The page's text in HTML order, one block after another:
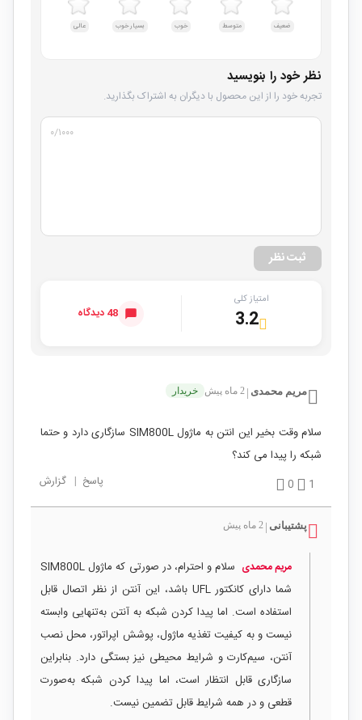
ضعیف متوسط خوب بسیار خوب عالی
نظر خود را بنویسید
تجربه خود را از این محصول با دیگران به اشتراک بگذارید.
۰/۱۰۰۰
ثبت نظر
امتیاز کلی
3.2 48 دیدگاه
مریم محمدی 2 ماه پیش خریدار
سلام وقت بخیر این انتن به ماژول SIM800L سازگاری دارد و حتما
شبکه را پیدا می کند؟
1
0 پاسخ | گزارش
پشتیبانی 2 ماه پیش
مریم محمدی
سلام و احترام، در صورتی که ماژول SIM800L
شما دارای کانکتور UFL باشد، این آنتن از نظر اتصال قابل
استفاده است. اما پیدا کردن شبکه به آنتن به‌تنهایی وابسته
نیست و به کیفیت تغذیه ماژول، پوشش اپراتور، محل نصب
آنتن، سیم‌کارت و شرایط محیطی نیز بستگی دارد. بنابراین
سازگاری قابل انتظار است، اما پیدا کردن شبکه به‌صورت
قطعی و در همه شرایط قابل تضمین نیست.